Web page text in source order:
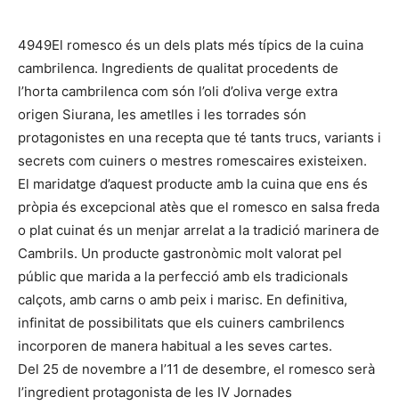
4949El romesco és un dels plats més típics de la cuina
cambrilenca. Ingredients de qualitat procedents de
l’horta cambrilenca com són l’oli d’oliva verge extra
origen Siurana, les ametlles i les torrades són
protagonistes en una recepta que té tants trucs, variants i
secrets com cuiners o mestres romescaires existeixen.
El maridatge d’aquest producte amb la cuina que ens és
pròpia és excepcional atès que el romesco en salsa freda
o plat cuinat és un menjar arrelat a la tradició marinera de
Cambrils. Un producte gastronòmic molt valorat pel
públic que marida a la perfecció amb els tradicionals
calçots, amb carns o amb peix i marisc. En definitiva,
infinitat de possibilitats que els cuiners cambrilencs
incorporen de manera habitual a les seves cartes.
Del 25 de novembre a l’11 de desembre, el romesco serà
l’ingredient protagonista de les IV Jornades